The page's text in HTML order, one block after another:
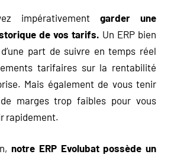
impérativement garder une
de vos tarifs. Un ERP bien
part de suivre en temps réel
tarifaires sur la rentabilité
Mais également de vous tenir
marges trop faibles pour vous
rapidement.
notre ERP Evolubat possède un